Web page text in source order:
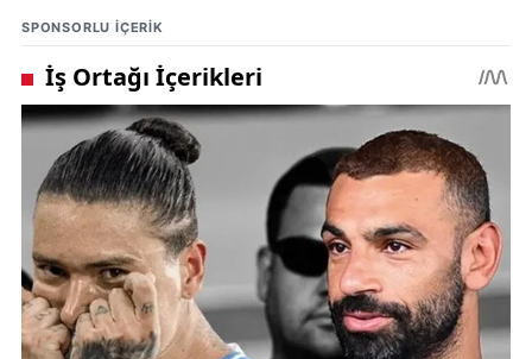
arasındaki iletişimin güçlenmesi açısından büyük
önem taşıyor. Yapılan görüşmelerin ardından,
önümüzdeki dönemde somut adımlar atılması ve
ortak projelerin hayata geçirilmesi planlanıyor. Bu
adımlar, Sivas'ın eğitim ve ekonomi alanındaki
hedeflerine ulaşmasında kilit rol oynayacak.
SPONSORLU IÇERIK